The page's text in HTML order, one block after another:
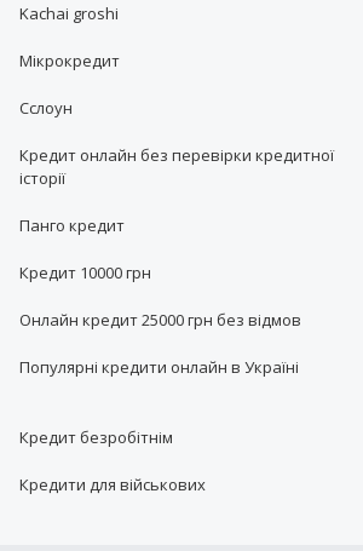
Kachai groshi
Мікрокредит
Сслоун
Кредит онлайн без перевірки кредитної
історії
Панго кредит
Кредит 10000 грн
Онлайн кредит 25000 грн без відмов
Популярні кредити онлайн в Україні
Кредит безробітнім
Кредити для військових